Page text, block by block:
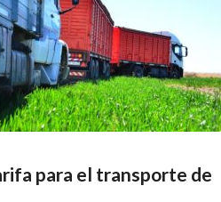
para el transporte de